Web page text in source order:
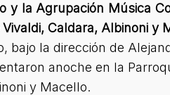
y la Agrupación Música
Caldara, Albinoni y
bajo la dirección de
anoche en la
y Macello.